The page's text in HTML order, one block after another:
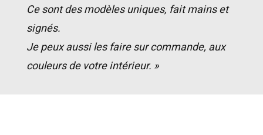
Ce sont des modèles uniques, fait mains et
signés.
Je peux aussi les faire sur commande, aux
couleurs de votre intérieur. »